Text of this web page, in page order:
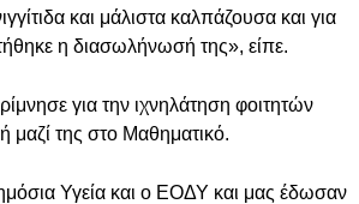
και μάλιστα καλπάζουσα και για
η διασωλήνωσή της», είπε.
για την ιχνηλάτηση φοιτητών
της στο Μαθηματικό.
Υγεία και ο ΕΟΔΥ και μας έδωσαν